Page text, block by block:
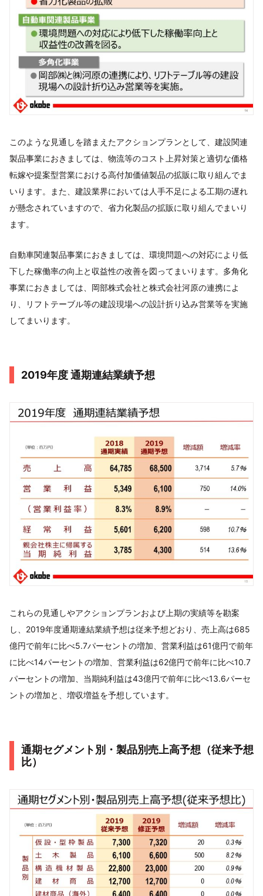
このような見通しを踏まえたアクションプランとして、建設関連
製品事業におきましては、物流等のコスト上昇対策と適切な価格
転嫁や提案型営業における高付加価値製品の拡販に取り組んでま
いります。また、建設業界においては人手不足による工期の遅れ
が懸念されていますので、省力化製品の拡販に取り組んでまいり
ます。
自動車関連製品事業におきましては、環境問題への対応により低
下した稼働率の向上と収益性の改善を図ってまいります。多角化
事業におきましては、岡部株式会社と株式会社河原の連携によ
り、リフトテーブル等の建設現場への設計折り込み営業等を実施
してまいります。
2019年度 通期連結業績予想
これらの見通しやアクションプランおよび上期の実績等を勘案
し、2019年度通期連結業績予想は従来予想どおり、売上高は685
億円で前年に比べ5.7パーセントの増加、営業利益は61億円で前年
に比べ14パーセントの増加、営業利益は62億円で前年に比べ10.7
パーセントの増加、当期純利益は43億円で前年に比べ13.6パーセ
ントの増加と、増収増益を予想しています。
通期セグメント別・製品別売上高予想（従来予想
比）